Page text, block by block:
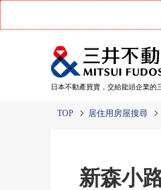
日本不動產買賣，交給龍頭企業的
TOP 居住用房屋搜尋
新森小